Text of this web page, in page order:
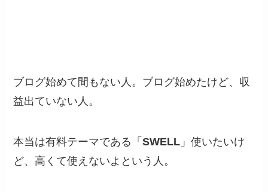
ブログ始めて間もない人。ブログ始めたけど、収
益出ていない人。
本当は有料テーマである「SWELL 」使いたいけ
ど、高くて使えないよという人。